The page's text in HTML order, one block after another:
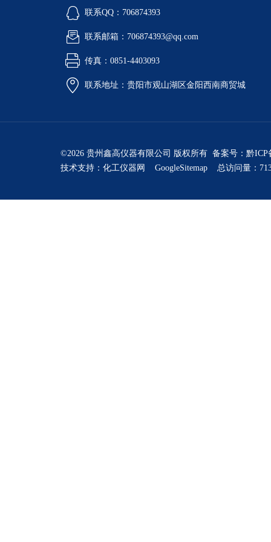
联系QQ：706874393
联系邮箱：706874393@qq.com
传真：0851-4403093
联系地址：贵阳市观山湖区金阳西南商贸城
©2026 贵州鑫高仪器有限公司 版权所有 备案号： 黔ICP
技术支持： 化工仪器网 GoogleSitemap 总访问量：